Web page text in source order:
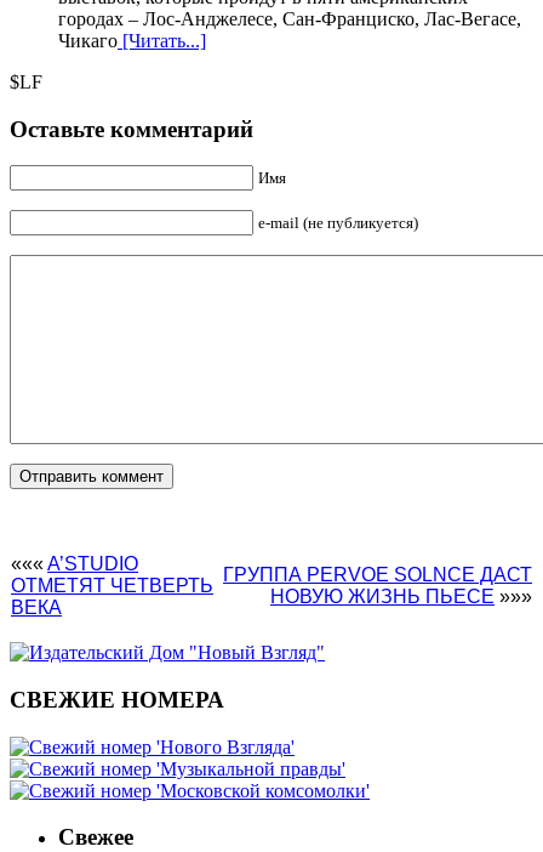
городах – Лос-Анджелесе, Сан-Франциско, Лас-Вегасе,
Чикаго [Читать...]
$LF
Оставьте комментарий
Имя
e-mail (не публикуется)
«««A’STUDIO
ОТМЕТЯТ ЧЕТВЕРТЬ
ВЕКА
ГРУППА PERVOE SOLNCE ДАСТ
НОВУЮ ЖИЗНЬ ПЬЕСЕ »»»
СВЕЖИЕ НОМЕРА
Свежее